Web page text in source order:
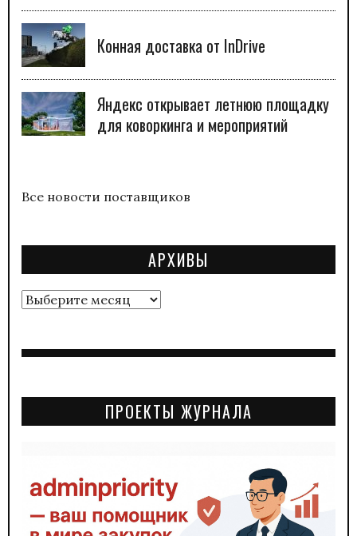
Конная доставка от InDrive
Яндекс открывает летнюю площадку
для коворкинга и мероприятий
Все новости поставщиков
АРХИВЫ
Архивы
ПРОЕКТЫ ЖУРНАЛА